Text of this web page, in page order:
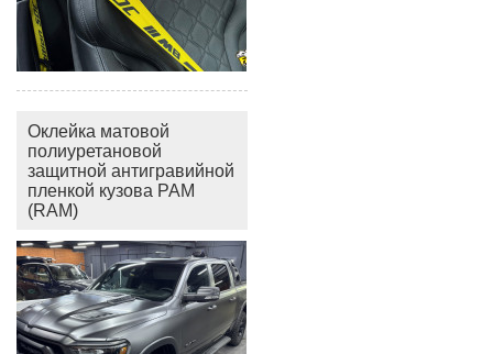
Оклейка матовой
полиуретановой
защитной антигравийной
пленкой кузова РАМ
(RAM)